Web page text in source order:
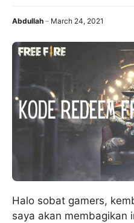
Abdullah March 24, 2021
Halo sobat gamers,
saya akan membagikan